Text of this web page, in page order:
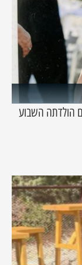
הולדתה השבוע